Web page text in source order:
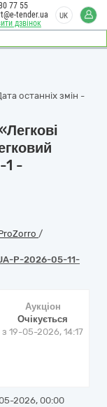
дзвінок
77 55
tender.ua
UK
останніх змін -
1 -
/
P-2026-05-11-
Аукціон
Очікується
з19-05-2026, 14:17
2026, 00:00